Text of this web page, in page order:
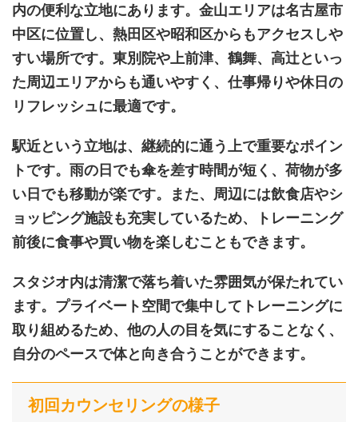
内の便利な立地にあります。金山エリアは名古屋市
中区に位置し、熱田区や昭和区からもアクセスしや
すい場所です。東別院や上前津、鶴舞、高辻といっ
た周辺エリアからも通いやすく、仕事帰りや休日の
リフレッシュに最適です。
駅近という立地は、継続的に通う上で重要なポイン
トです。雨の日でも傘を差す時間が短く、荷物が多
い日でも移動が楽です。また、周辺には飲食店やシ
ョッピング施設も充実しているため、トレーニング
前後に食事や買い物を楽しむこともできます。
スタジオ内は清潔で落ち着いた雰囲気が保たれてい
ます。プライベート空間で集中してトレーニングに
取り組めるため、他の人の目を気にすることなく、
自分のペースで体と向き合うことができます。
初回カウンセリングの様子